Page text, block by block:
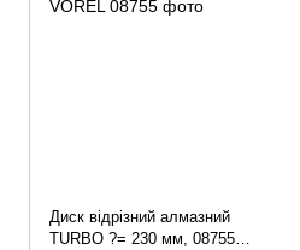
Диск відрізний алмазний
TURBO ?= 230 мм, 08755